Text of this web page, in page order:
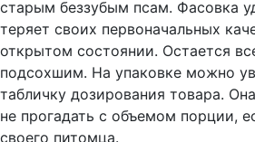
старым беззубым псам. Фасовка
теряет своих первоначальных
открытом состоянии. Остается
подсохшим. На упаковке можно
табличку дозирования товара.
не прогадать с объемом порции,
своего питомца.